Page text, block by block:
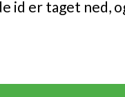
id er taget ned,